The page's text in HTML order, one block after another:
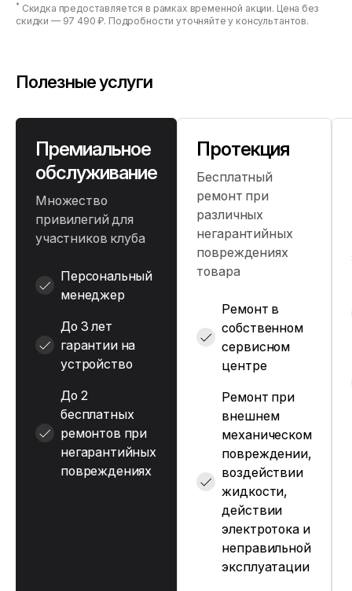
* Скидка предоставляется в рамках временной акции. Цена без
скидки — 97 490 ₽. Подробности уточняйте у консультантов.
Полезные услуги
Премиальное
обслуживание
Множество
привилегий для
участников клуба
Персональный
менеджер
До 3 лет
гарантии на
устройство
До 2
бесплатных
ремонтов при
негарантийных
повреждениях
Протекция
Бесплатный
ремонт при
различных
негарантийных
повреждениях
товара
Ремонт в
собственном
сервисном
центре
Ремонт при
внешнем
механическом
повреждении,
воздействии
жидкости,
действии
электротока и
неправильной
эксплуатации